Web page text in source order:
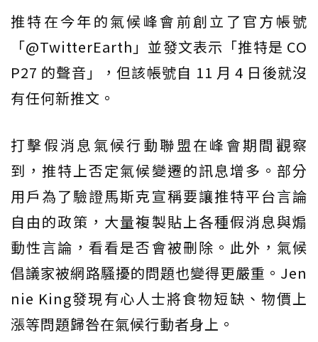
推特在今年的氣候峰會前創立了官方帳號
「@TwitterEarth」並發文表示「推特是 CO
P27 的聲音」，但該帳號自 11 月 4 日後就沒
有任何新推文。
打擊假消息氣候行動聯盟在峰會期間觀察
到，推特上否定氣候變遷的訊息增多。部分
用戶為了驗證馬斯克宣稱要讓推特平台言論
自由的政策，大量複製貼上各種假消息與煽
動性言論，看看是否會被刪除。此外，氣候
倡議家被網路騷擾的問題也變得更嚴重。Jen
nie King發現有心人士將食物短缺、物價上
漲等問題歸咎在氣候行動者身上。